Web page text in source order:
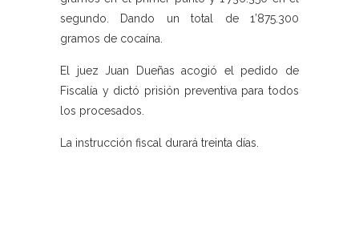
segundo. Dando un total de 1’875.300
gramos de cocaína.
El juez Juan Dueñas acogió el pedido de
Fiscalía y dictó prisión preventiva para todos
los procesados.
La instrucción fiscal durará treinta días.